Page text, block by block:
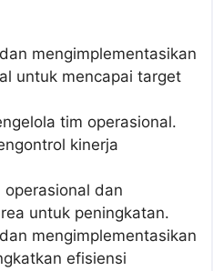
mengimplementasikan
untuk mencapai target
tim operasional.
kinerja
dan
untuk peningkatan.
mengimplementasikan
efisiensi